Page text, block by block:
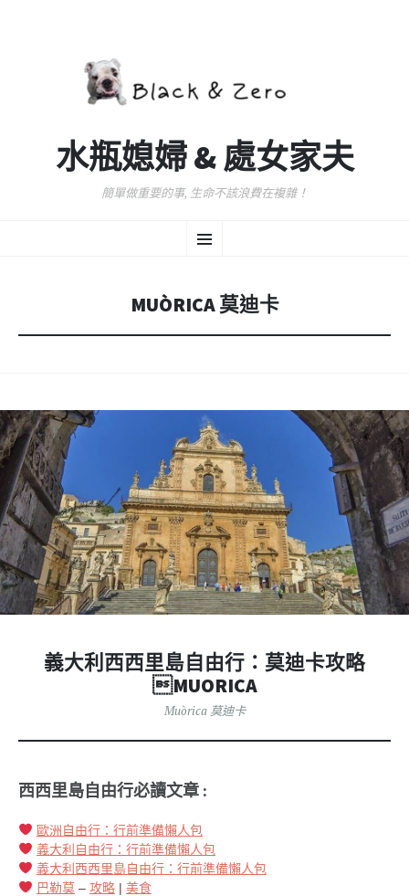
水瓶媳婦 & 處女家夫
簡單做重要的事, 生命不該浪費在複雜！
選
至
容
MUÒRICA 莫迪卡
義大利西西里島自由行：莫迪卡攻略
MUORICA
Muòrica 莫迪卡
西西里島自由行必讀文章 :
歐洲自由行：行前準備懶人包
義大利自由行：行前準備懶人包
義大利西西里島自由行：行前準備懶人包
巴勒莫– 攻略| 美食